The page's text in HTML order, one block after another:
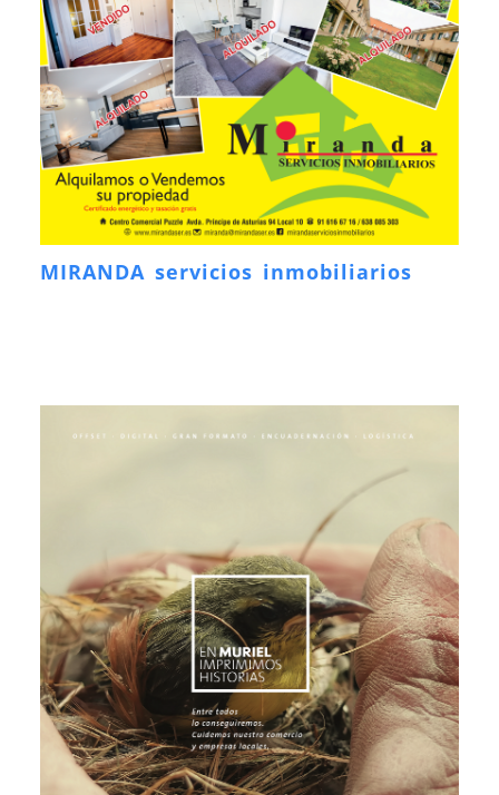
MIRANDA servicios inmobiliarios